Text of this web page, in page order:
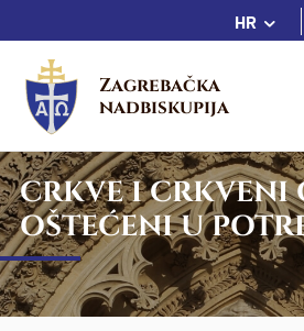
HR
Zagrebačka
nadbiskupija
CRKVE I CRKVENI
OŠTEĆENI U